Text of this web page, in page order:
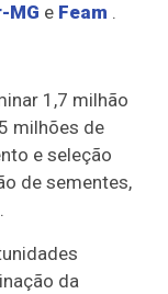
MG e Feam .
1,7 milhão
milhões de
e seleção
de sementes,
da